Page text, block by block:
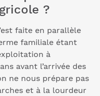
?
faite en parallèle
familiale étant
à
avant l’arrivée des
ne nous prépare pas
et à la lourdeur